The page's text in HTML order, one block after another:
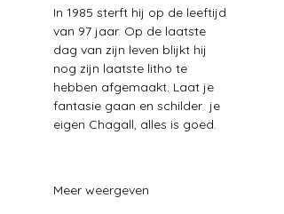
In 1985 sterft hij op de leeftijd
van 97 jaar. Op de laatste
dag van zijn leven blijkt hij
nog zijn laatste litho te
hebben afgemaakt. Laat je
fantasie gaan en schilder  je
eigen Chagall, alles is goed.
Meer weergeven